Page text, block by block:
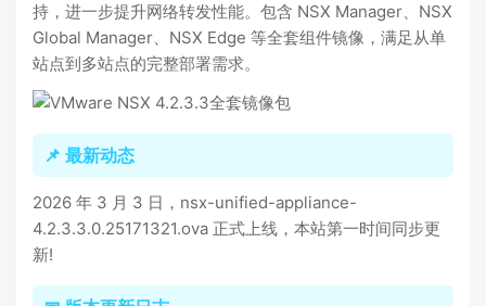
持，进一步提升网络转发性能。包含 NSX Manager、NSX
Global Manager、NSX Edge 等全套组件镜像，满足从单
站点到多站点的完整部署需求。
📌 最新动态
2026 年 3 月 3 日，nsx-unified-appliance-
4.2.3.3.0.25171321.ova 正式上线，本站第一时间同步更
新!